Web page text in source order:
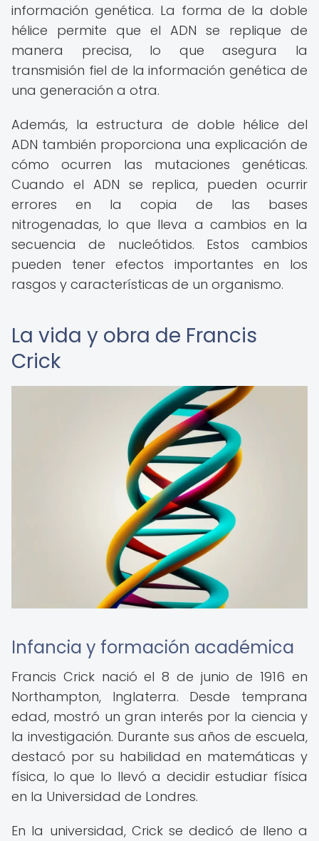
información genética. La forma de la doble
hélice permite que el ADN se replique de
manera precisa, lo que asegura la
transmisión fiel de la información genética de
una generación a otra.
Además, la estructura de doble hélice del
ADN también proporciona una explicación de
cómo ocurren las mutaciones genéticas.
Cuando el ADN se replica, pueden ocurrir
errores en la copia de las bases
nitrogenadas, lo que lleva a cambios en la
secuencia de nucleótidos. Estos cambios
pueden tener efectos importantes en los
rasgos y características de un organismo.
La vida y obra de Francis
Crick
Infancia y formación académica
Francis Crick nació el 8 de junio de 1916 en
Northampton, Inglaterra. Desde temprana
edad, mostró un gran interés por la ciencia y
la investigación. Durante sus años de escuela,
destacó por su habilidad en matemáticas y
física, lo que lo llevó a decidir estudiar física
en la Universidad de Londres.
En la universidad, Crick se dedicó de lleno a